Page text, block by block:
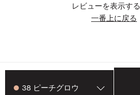
レビューを表示する
一番上に戻る
38 ピーチグロウ